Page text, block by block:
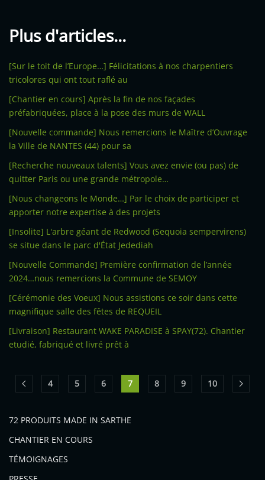
Plus d'articles...
[Sur le toit de l’Europe…] Félicitations à nos charpentiers
tricolores qui ont tout raflé au
[Chantier en cours] Après la fin de nos façades
préfabriquées, place à la pose des murs de WALL
[Nouvelle commande] Nous remercions le Maître d’Ouvrage
la Ville de NANTES (44) pour sa
[Recherche nouveaux talents] Vous avez envie (ou pas) de
quitter Paris ou une grande métropole…
[Nous changeons le Monde…] Par le choix de participer et
apporter notre expertise à des projets
[Insolite] L'arbre géant de Redwood (Sequoia sempervirens)
se situe dans le parc d'État Jedediah
[Nouvelle Commande] Première confirmation de l’année
2024…nous remercions la Commune de SEMOY
[Cérémonie des Voeux] Nous assistions ce soir dans cette
magnifique salle des fêtes de REQUEIL
[Livraison] Restaurant WAKE PARADISE à SPAY(72). Chantier
etudié, fabriqué et livré prêt à
4 5 6 7 8 9 10
72 PRODUITS MADE IN SARTHE
CHANTIER EN COURS
TÉMOIGNAGES